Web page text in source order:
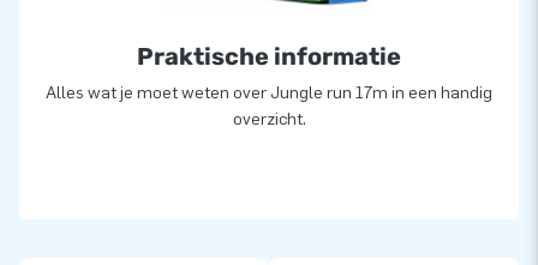
Praktische informatie
Alles wat je moet weten over Jungle run 17m in een handig
overzicht.